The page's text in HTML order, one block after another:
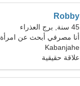
Robby
45 سنة, برج العذراء
أنا مصرفي أبحث عن امرأة
خجولة
Kabanjahe
علاقة حقيقية